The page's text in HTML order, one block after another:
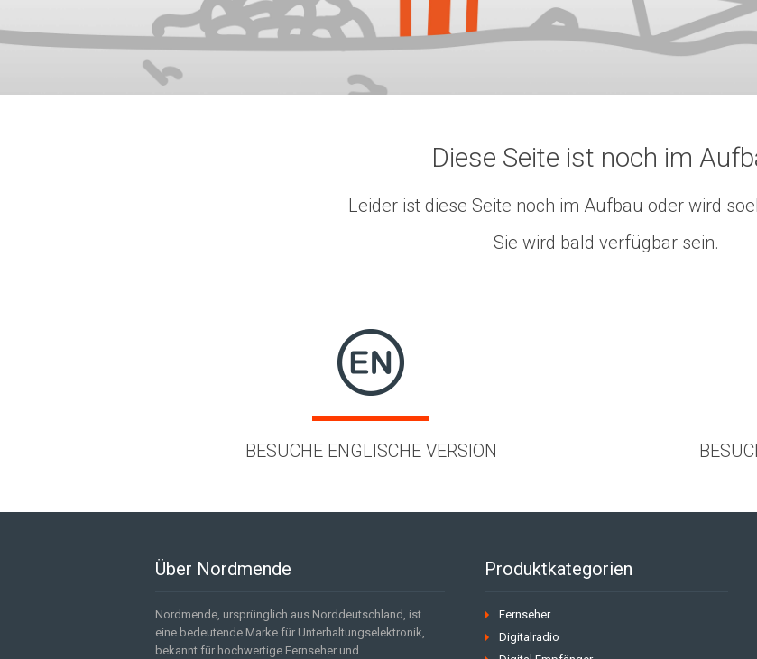
Diese Seite ist noch im
Leider ist diese Seite noch im Aufbau oder wird
Sie wird bald verfügbar sein.
BESUCHE ENGLISCHE VERSION
Über Nordmende
Nordmende, ursprünglich aus Norddeutschland, ist
eine bedeutende Marke für Unterhaltungselektronik,
bekannt für hochwertige Fernseher und
Produktkategorien
Fernseher
Digitalradio